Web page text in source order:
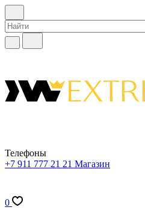
Телефоны
+7 911 777 21 21 Магазин
0